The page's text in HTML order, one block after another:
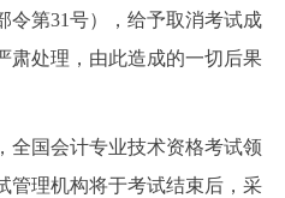
令第31号），给予取消考试成
肃处理，由此造成的一切后果
全国会计专业技术资格考试领
管理机构将于考试结束后，采